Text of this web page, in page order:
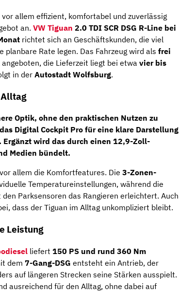
vor allem effizient, komfortabel und zuverlässig
an. VW Tiguan 2.0 TDI SCR DSG R-Line bei
richtet sich an Geschäftskunden, die viel
planbare Rate legen. Das Fahrzeug wird als frei
angeboten, die Lieferzeit liegt bei etwa vier bis
in der Autostadt Wolfsburg.
Optik, ohne den praktischen Nutzen zu
Digital Cockpit Pro für eine klare Darstellung
wird das durch einen 12,9-Zoll-
Medien bündelt.
allem die Komfortfeatures. Die 3-Zonen-
Temperatureinstellungen, während die
Parksensoren das Rangieren erleichtert. Auch
dass der Tiguan im Alltag unkompliziert bleibt.
Leistung
liefert 150 PS und rund 360 Nm
dem 7-Gang-DSG entsteht ein Antrieb, der
auf längeren Strecken seine Stärken ausspielt.
ausreichend für den Alltag, ohne dabei auf